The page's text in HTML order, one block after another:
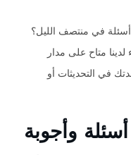
في منتصف الليل؟
متاح على مدار
في التحديثات أو
أسئلة وأجوبة